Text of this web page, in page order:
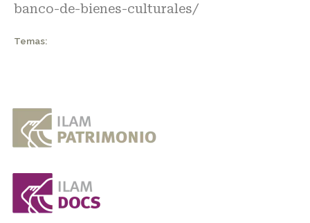
banco-de-bienes-culturales/
Temas: